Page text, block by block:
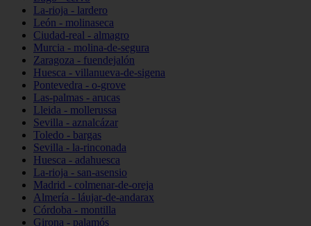
La-rioja - lardero
León - molinaseca
Ciudad-real - almagro
Murcia - molina-de-segura
Zaragoza - fuendejalón
Huesca - villanueva-de-sigena
Pontevedra - o-grove
Las-palmas - arucas
Lleida - mollerussa
Sevilla - aznalcázar
Toledo - bargas
Sevilla - la-rinconada
Huesca - adahuesca
La-rioja - san-asensio
Madrid - colmenar-de-oreja
Almería - láujar-de-andarax
Córdoba - montilla
Girona - palamós